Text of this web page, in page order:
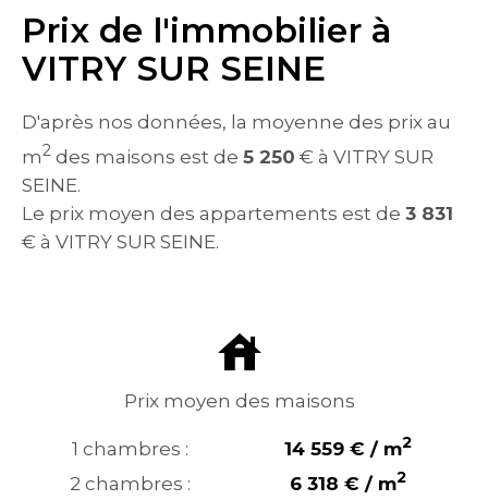
Prix de l'immobilier à
VITRY SUR SEINE
D'après nos données, la moyenne des prix au
m2 des maisons est de 5 250 € à VITRY SUR
SEINE.
Le prix moyen des appartements est de 3 831
€ à VITRY SUR SEINE.
Prix moyen des maisons
1 chambres : 14 559 € / m2
2 chambres : 6 318 € / m2